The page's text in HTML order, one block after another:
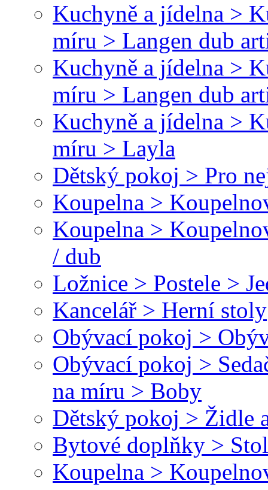
Kuchyně a jídelna >
míru > Langen dub
Kuchyně a jídelna >
míru > Langen dub
Kuchyně a jídelna >
míru > Layla
Dětský pokoj > Pro
Koupelna >
Koupelna >
/ dub
Ložnice > Postele >
Kancelář > Herní stoly
Obývací pokoj >
Obývací pokoj >
na míru > Boby
Dětský pokoj > Židle
Bytové doplňky >
Koupelna >